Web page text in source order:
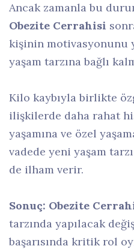
Ancak zamanla bu
Obezite Cerrahisi
kişinin motivasyonunu
yaşam tarzına bağlı
Kilo kaybıyla birlikte
ilişkilerde daha rahat
yaşamına ve özel
vadede yeni yaşam
de ilham verir.
Sonuç: Obezite
tarzında yapılacak
başarısında kritik rol